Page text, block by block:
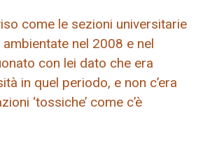
come le sezioni universitarie
nel 2008 e nel
con lei dato che era
in quel periodo, e non c’era
‘tossiche’ come c’è